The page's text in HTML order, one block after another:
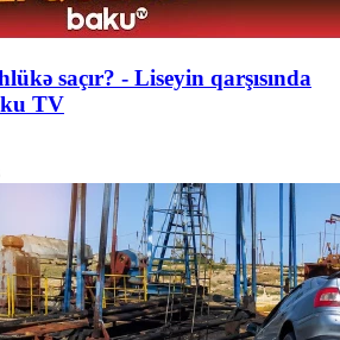
saçır? - Liseyin qarşısında
TV